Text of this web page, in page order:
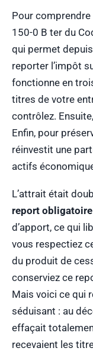
Pour comprendre
150-0 B ter du
qui permet
reporter l’impôt
fonctionne en
titres de votre
contrôlez.
Enfin, pour
réinvestit une
actifs
L’attrait était
report
d’apport, ce qui
vous respectiez
du produit de
conserviez ce
Mais voici ce qui
séduisant : au
effaçait
recevaient les